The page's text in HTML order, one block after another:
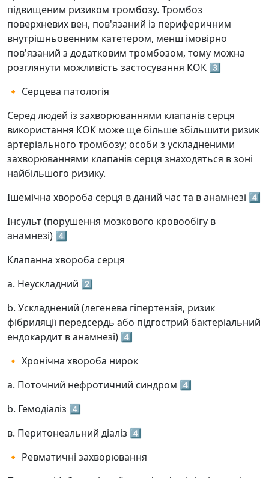
підвищеним ризиком тромбозу. Тромбоз
поверхневих вен, пов'язаний із периферичним
внутрішньовенним катетером, менш імовірно
пов'язаний з додатковим тромбозом, тому можна
розглянути можливість застосування КОК 3️⃣
🔸 Серцева патологія
Серед людей із захворюваннями клапанів серця
використання КОК може ще більше збільшити ризик
артеріального тромбозу; особи з ускладненими
захворюваннями клапанів серця знаходяться в зоні
найбільшого ризику.
Ішемічна хвороба серця в даний час та в анамнезі 4️⃣
Інсульт (порушення мозкового кровообігу в
анамнезі) 4️⃣
Клапанна хвороба серця
а. Неускладний 2️⃣
b. Ускладнений (легенева гіпертензія, ризик
фібриляції передсердь або підгострий бактеріальний
ендокардит в анамнезі) 4️⃣
🔸 Хронічна хвороба нирок
а. Поточний нефротичний синдром 4️⃣
b. Гемодіаліз 4️⃣
в. Перитонеальний діаліз 4️⃣
🔸 Ревматичні захворювання